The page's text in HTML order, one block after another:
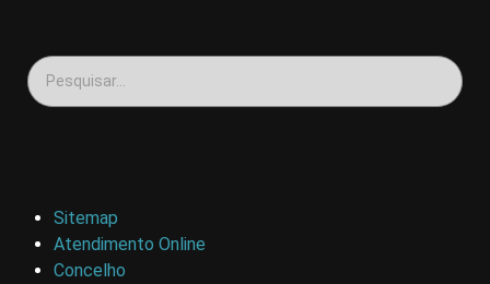
Sitemap
Atendimento Online
Concelho